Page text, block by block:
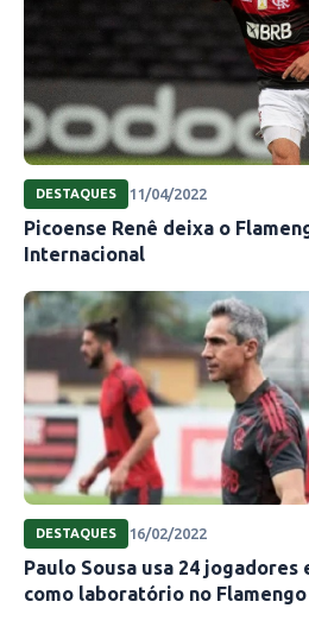
DESTAQUES 11/04/2022
Picoense Renê deixa o
Internacional
DESTAQUES 16/02/2022
Paulo Sousa usa 24 jogadores
como laboratório no Flamengo